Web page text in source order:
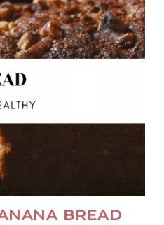
BREAD